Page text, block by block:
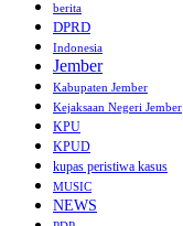
berita
DPRD
Indonesia
Jember
Kabupaten Jember
Kejaksaan Negeri Jember
KPU
KPUD
kupas peristiwa kasus
MUSIC
NEWS